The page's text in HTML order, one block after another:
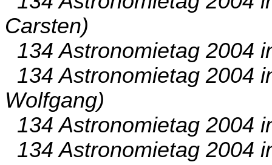
Carsten)
134 Astronomietag 2004
134 Astronomietag 2004
Wolfgang)
134 Astronomietag 2004
134 Astronomietag 2004